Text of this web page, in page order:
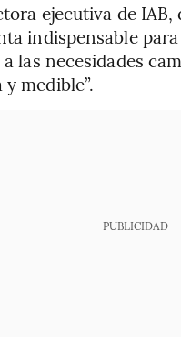
ejecutiva de
indispensable
las necesidades
medible”.
PUBLICIDAD